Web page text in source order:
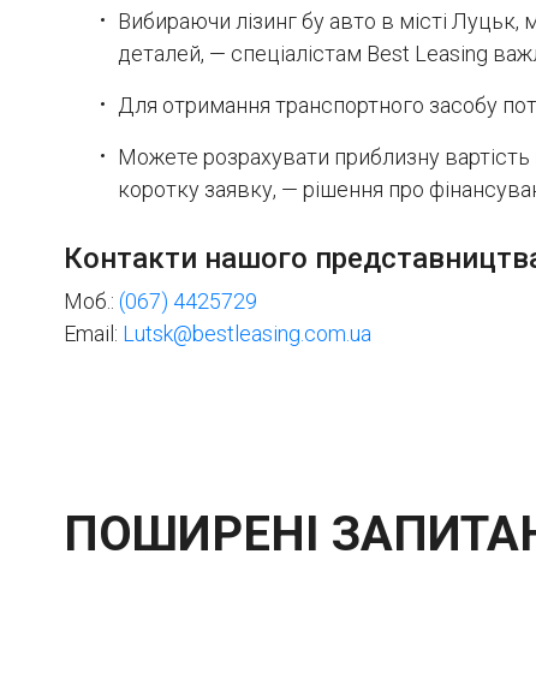
Вибираючи лізинг бу авто в місті Луцьк,
деталей, — спеціалістам Best Leasing
Для отримання транспортного засобу
Можете розрахувати приблизну
коротку заявку, — рішення про
Контакти нашого
Моб.: (067) 4425729
Email: Lutsk@bestleasing.com.ua
ПОШИРЕНІ